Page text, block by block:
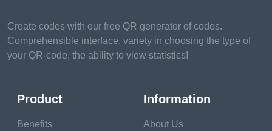
บรรจุภัณฑ์ผลิตภัณฑ์
Create codes with our free QR generator of codes.
Comprehensible interface, variety in choosing the type of
your QR-code, the ability to view statistics!
Product
Benefits
Information
About Us